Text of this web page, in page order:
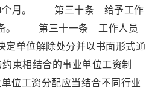
24个月。 第三十条 给予工作
完备。 第三十一条 工作人员
定单位解除处分并以书面形式通
结合的事业单位工资制
工资分配应当结合不同行业